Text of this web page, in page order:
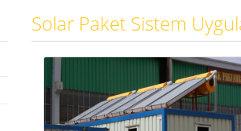
Solar Paket Sistem